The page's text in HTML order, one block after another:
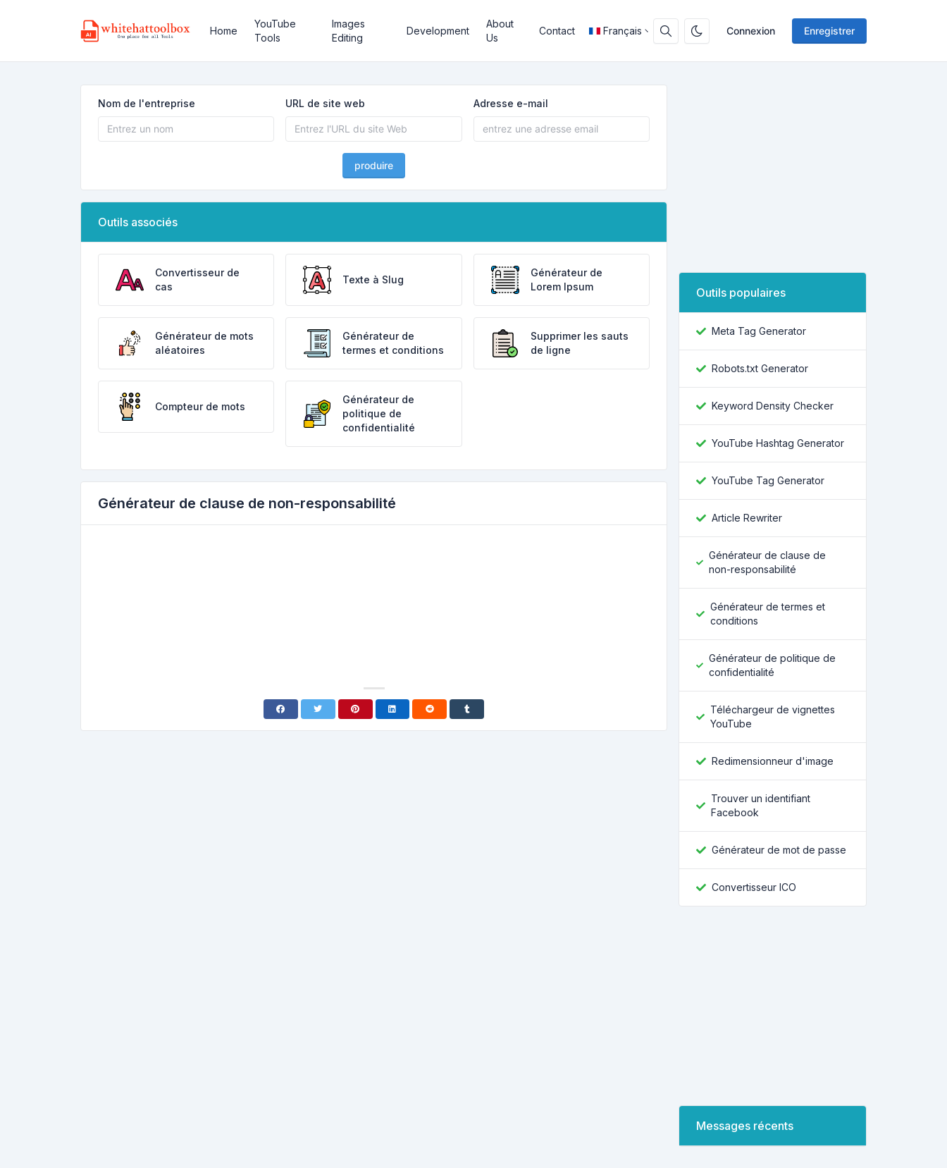
Connexion Enregistrer
Home
YouTube
Tools
Images
Editing
Development
About
Us
Contact Français
Nom de l'entreprise URL de site web Adresse e-mail
produire
Outils associés
Convertisseur de
cas
Texte à Slug
Générateur de
Lorem Ipsum
Générateur de mots
aléatoires
Générateur de
termes et conditions
Supprimer les sauts
de ligne
Compteur de mots
Générateur de
politique de
confidentialité
Générateur de clause de non-responsabilité
Outils populaires
Meta Tag Generator
Robots.txt Generator
Keyword Density Checker
YouTube Hashtag Generator
YouTube Tag Generator
Article Rewriter
Générateur de clause de
non-responsabilité
Générateur de termes et
conditions
Générateur de politique de
confidentialité
Téléchargeur de vignettes
YouTube
Redimensionneur d'image
Trouver un identifiant
Facebook
Générateur de mot de passe
Convertisseur ICO
Messages récents